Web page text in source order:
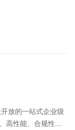
放的一站式企业级
高性能、合规性和